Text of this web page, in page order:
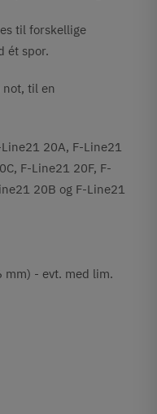
til forskellige
ét spor.
not, til en
20A, F-Line21
F-Line21 20F, F-
20B og F-Line21
mm) - evt. med lim.